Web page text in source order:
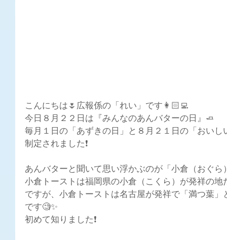
こんにちは🌷広報係の「れい」です👩🏻‍💻
今日８月２２日は『みんなのあんバターの日』🧈
毎月１日の「あずきの日」と８月２１日の「おい
制定されました❗
あんバターと聞いて思い浮かぶのが「小倉（おぐら
小倉トーストは福岡県の小倉（こくら）が発祥の地
ですが、小倉トーストは名古屋が発祥で「満つ葉
です🧐✨
初めて知りました❗